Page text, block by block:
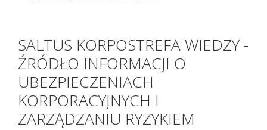
Państwo,
SALTUS KORPOSTREFA WIEDZY -
ŹRÓDŁO INFORMACJI O
UBEZPIECZENIACH
KORPORACYJNYCH I
ZARZĄDZANIU RYZYKIEM